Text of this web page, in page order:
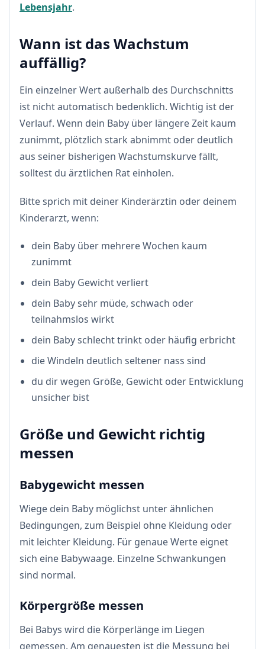
Lebensjahr.
Wann ist das Wachstum
auffällig?
Ein einzelner Wert außerhalb des Durchschnitts
ist nicht automatisch bedenklich. Wichtig ist der
Verlauf. Wenn dein Baby über längere Zeit kaum
zunimmt, plötzlich stark abnimmt oder deutlich
aus seiner bisherigen Wachstumskurve fällt,
solltest du ärztlichen Rat einholen.
Bitte sprich mit deiner Kinderärztin oder deinem
Kinderarzt, wenn:
dein Baby über mehrere Wochen kaum
zunimmt
dein Baby Gewicht verliert
dein Baby sehr müde, schwach oder
teilnahmslos wirkt
dein Baby schlecht trinkt oder häufig erbricht
die Windeln deutlich seltener nass sind
du dir wegen Größe, Gewicht oder Entwicklung
unsicher bist
Größe und Gewicht richtig
messen
Babygewicht messen
Wiege dein Baby möglichst unter ähnlichen
Bedingungen, zum Beispiel ohne Kleidung oder
mit leichter Kleidung. Für genaue Werte eignet
sich eine Babywaage. Einzelne Schwankungen
sind normal.
Körpergröße messen
Bei Babys wird die Körperlänge im Liegen
gemessen. Am genauesten ist die Messung bei